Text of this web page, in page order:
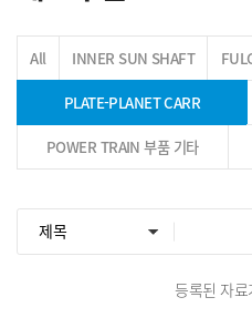
All INNER SUN SHAFT
PLATE-PLANET CARR
POWER TRAIN 부품 기타
등록된 자